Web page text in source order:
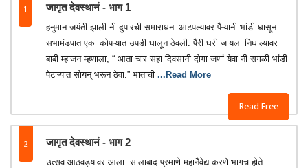
1 जागृत देवस्थानं - भाग 1
Read Free
हनुमान जयंती झाली नी दुपारची समाराधना आटपल्यावर पैऱ्यानी भांडी घासून
सभामंडपात एका कोपऱ्यात उपडी घालून ठेवली. पैरी घरी जायला निघाल्यावर
बाबी म्हाजन म्हणाला, “ आता चार सहा दिवसानी दोगा जणां येवा नी सगळी भांडी
पेटाऱ्यात सोयन् भरून ठेवा.” भाताची ...Read More
2 जागृत देवस्थानं - भाग 2
उत्सव आठवड्यावर आला. सालाबाद प्रमाणे महानैवेद्य करणे भागच होते.